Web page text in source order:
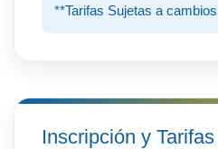
**Tarifas Sujetas a
Inscripción y Tarifas